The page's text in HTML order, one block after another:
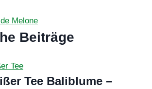
Melone
Beiträge
Tee
Tee Baliblume –